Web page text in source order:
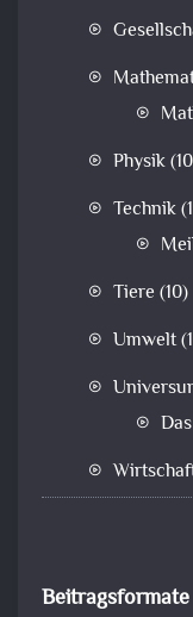
Physik
Technik
Tiere (10)
Umwelt
Beitragsformate